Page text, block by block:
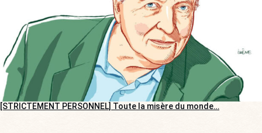
[STRICTEMENT PERSONNEL] Toute la misère du monde…